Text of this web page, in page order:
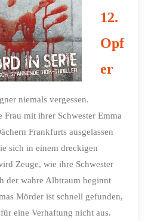
12.
Opf
er
niemals vergessen.
mit ihrer Schwester Emma
Frankfurts ausgelassen
sich in einem dreckigen
Zeuge, wie ihre Schwester
der wahre Albtraum beginnt
Mörder ist schnell gefunden,
eine Verhaftung nicht aus.